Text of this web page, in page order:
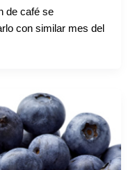
de café se
con similar mes del